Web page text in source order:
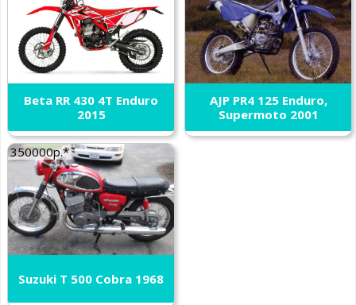
Beta RR 430 4T Enduro
2015
AJP PR4 125 Enduro,
Supermoto 2001
350000р.*
Suzuki T 500 Cobra 1968